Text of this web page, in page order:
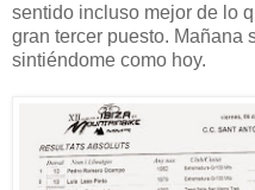
sentido incluso mejor de lo
gran tercer puesto. Mañana
sintiéndome como hoy.